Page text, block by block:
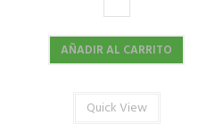
AÑADIR AL CARRITO
Quick View